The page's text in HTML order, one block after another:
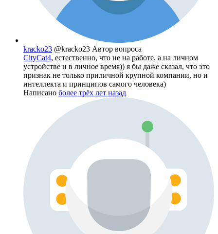
kracko23 @kracko23 Автор вопроса
CityCat4, естественно, что не на работе, а на личном
устройстве и в личное время)) я бы даже сказал, что это
признак не только приличной крупной компании, но и
интеллекта и принципов самого человека)
Написано более трёх лет назад